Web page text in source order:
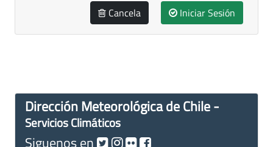
Cancela Iniciar Sesión
Dirección Meteorológica de Chile -
Servicios Climáticos
Siguenos en